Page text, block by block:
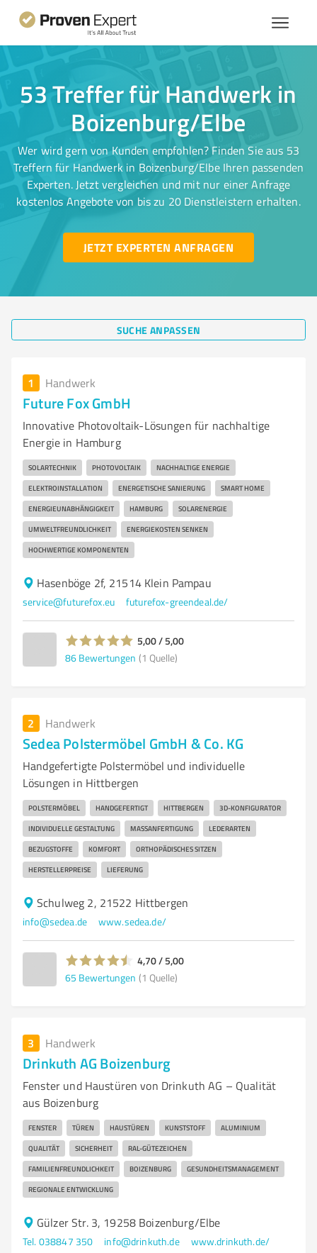
53 Treffer für Handwerk in
Boizenburg/Elbe
Wer wird gern von Kunden empfohlen? Finden Sie aus 53
Treffern für Handwerk in Boizenburg/Elbe Ihren passenden
Experten. Jetzt vergleichen und mit nur einer Anfrage
kostenlos Angebote von bis zu 20 Dienstleistern erhalten.
JETZT EXPERTEN ANFRAGEN
SUCHE ANPASSEN
1 Handwerk
Future Fox GmbH
Innovative Photovoltaik-Lösungen für nachhaltige
Energie in Hamburg
SOLARTECHNIK PHOTOVOLTAIK NACHHALTIGE ENERGIE
ELEKTROINSTALLATION ENERGETISCHE SANIERUNG SMART HOME
ENERGIEUNABHÄNGIGKEIT HAMBURG SOLARENERGIE
UMWELTFREUNDLICHKEIT ENERGIEKOSTEN SENKEN
HOCHWERTIGE KOMPONENTEN
Hasenböge 2f, 21514 Klein Pampau
service@futurefox.eu futurefox-greendeal.de/
5,00 / 5,00
86 Bewertungen (1 Quelle)
2 Handwerk
Sedea Polstermöbel GmbH & Co. KG
Handgefertigte Polstermöbel und individuelle
Lösungen in Hittbergen
POLSTERMÖBEL HANDGEFERTIGT HITTBERGEN 3D-KONFIGURATOR
INDIVIDUELLE GESTALTUNG MASSANFERTIGUNG LEDERARTEN
BEZUGSTOFFE KOMFORT ORTHOPÄDISCHES SITZEN
HERSTELLERPREISE LIEFERUNG
Schulweg 2, 21522 Hittbergen
info@sedea.de www.sedea.de/
4,70 / 5,00
65 Bewertungen (1 Quelle)
3 Handwerk
Drinkuth AG Boizenburg
Fenster und Haustüren von Drinkuth AG – Qualität
aus Boizenburg
FENSTER TÜREN HAUSTÜREN KUNSTSTOFF ALUMINIUM
QUALITÄT SICHERHEIT RAL-GÜTEZEICHEN
FAMILIENFREUNDLICHKEIT BOIZENBURG GESUNDHEITSMANAGEMENT
REGIONALE ENTWICKLUNG
Gülzer Str. 3, 19258 Boizenburg/Elbe
Tel. 038847 350 info@drinkuth.de www.drinkuth.de/